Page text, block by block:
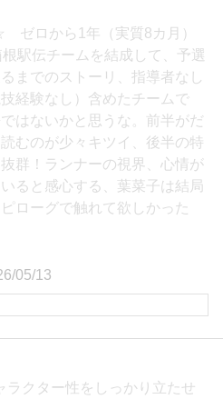
から1年（実質8カ月）
駅伝チームを結成して、予選
までのストーリ、指導者なし
経験なし）含めたチームで
はないかと思うな。前半がだ
むのが少々キツイ、後半の特
群！ランナーの視界、心情が
ると感心する、葉菜子は結局
ローグで触れて欲しかった
05/13
ラクター性をしっかり立たせ